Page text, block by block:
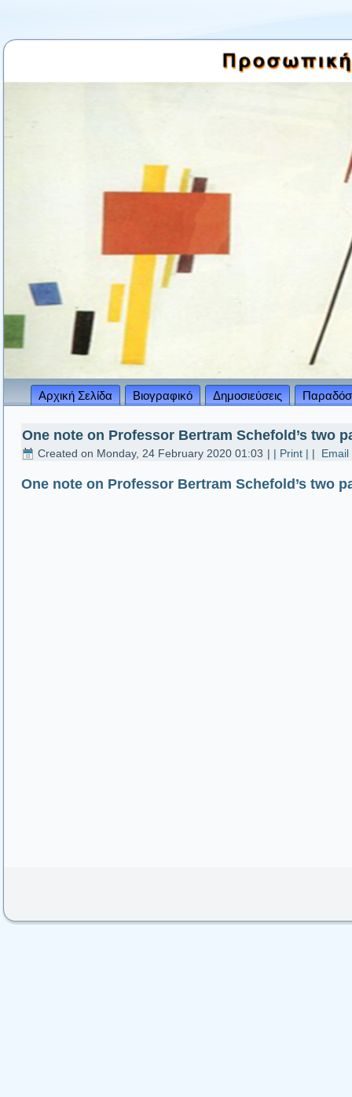
Αρχική Σελίδα Βιογραφικό Δημοσιεύσεις
One note on Professor Bertram Schefold’s two
Created on Monday, 24 February 2020 01:03 | | Print | | Email
One note on Professor Bertram Schefold’s two